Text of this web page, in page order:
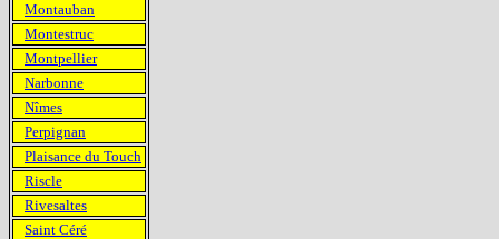
Montauban
Montestruc
Montpellier
Narbonne
Nîmes
Perpignan
Plaisance du Touch
Riscle
Rivesaltes
Saint Céré